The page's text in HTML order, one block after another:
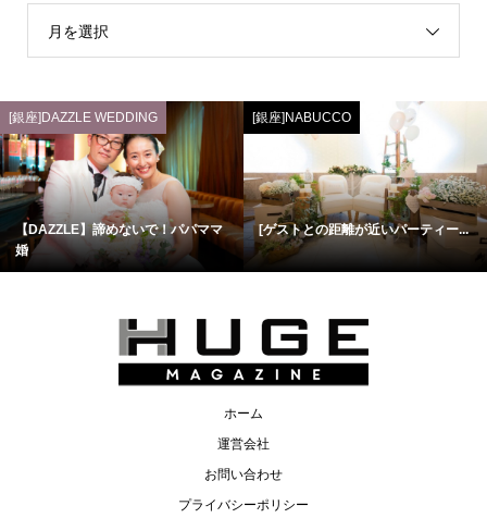
月を選択
[銀座]DAZZLE WEDDING
【DAZZLE】諦めないで！パパママ
婚
[銀座]NABUCCO
[ゲストとの距離が近いパーティー...
ホーム
運営会社
お問い合わせ
プライバシーポリシー